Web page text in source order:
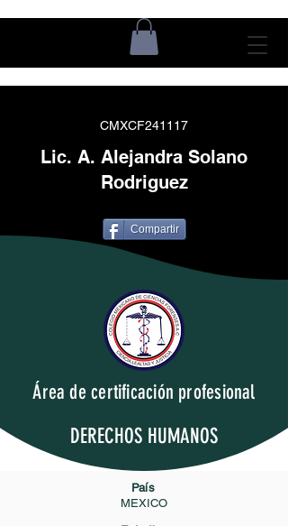
CMXCF241117
Lic. A. Alejandra Solano
Rodriguez
Compartir
Área de certificación profesional
DERECHOS HUMANOS
País
MEXICO